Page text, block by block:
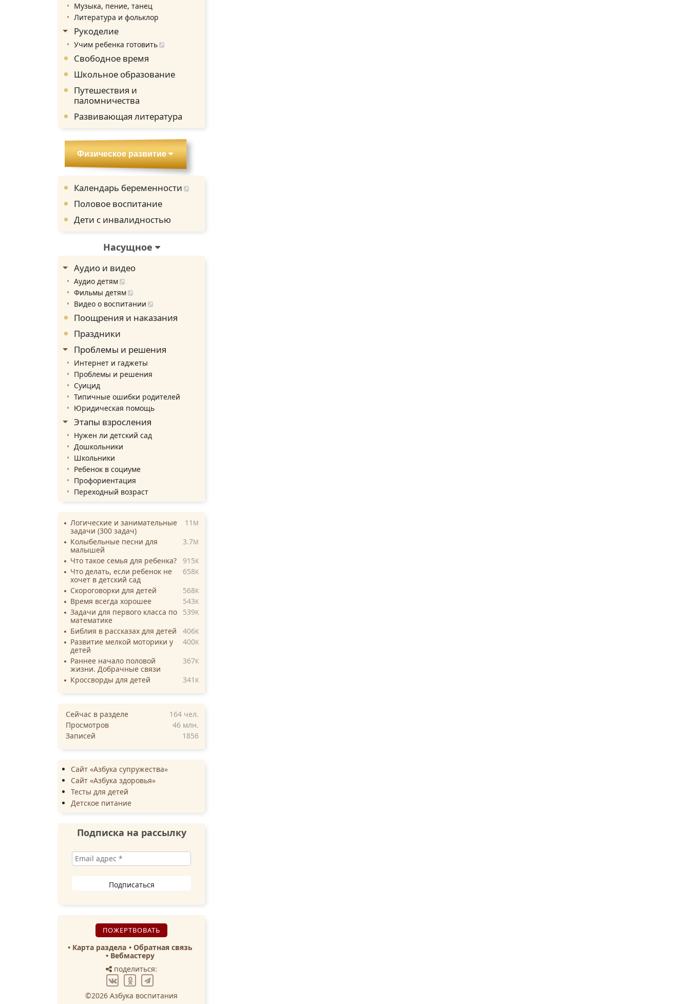
Музыка, пение, танец
Литература и фольклор
Рукоделие
Учим ребенка готовить
Свободное время
Школьное образование
Путешествия и
паломничества
Развивающая литература
Физическое развитие
Календарь беременности
Половое воспитание
Дети с инвалидностью
Насущное
Аудио и видео
Аудио детям
Фильмы детям
Видео о воспитании
Поощрения и наказания
Праздники
Проблемы и решения
Интернет и гаджеты
Проблемы и решения
Суицид
Типичные ошибки родителей
Юридическая помощь
Этапы взросления
Нужен ли детский сад
Дошкольники
Школьники
Ребенок в социуме
Профориентация
Переходный возраст
Логические и занимательные
задачи (300 задач)
11 M
Колыбельные песни для
малышей
3.7M
Что такое семья для ребенка? 915K
Что делать, если ребенок не
хочет в детский сад
658K
Скороговорки для детей 568K
Время всегда хорошее 543K
Задачи для первого класса по
математике
539K
Библия в рассказах для детей 406K
Развитие мелкой моторики у
детей
400K
Раннее начало половой
жизни. Добрачные связи
367K
Кроссворды для детей 341 K
Сейчас в разделе 164 чел.
Просмотров
46 млн.
Записей
1856
Сайт «Азбука супружества»
Сайт «Азбука здоровья»
Тесты для детей
Детское питание
Подписка на рассылку
ПОЖЕРТВОВАТЬ
Карта раздела
Обратная связь
Вебмастеру
поделиться:
©2026 Азбука воспитания